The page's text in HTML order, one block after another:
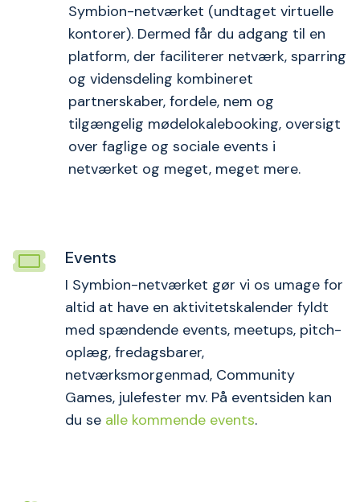
Symbion-netværket (undtaget virtuelle
kontorer). Dermed får du adgang til en
platform, der faciliterer netværk, sparring
og vidensdeling kombineret
partnerskaber, fordele, nem og
tilgængelig mødelokalebooking, oversigt
over faglige og sociale events i
netværket og meget, meget mere.
Events
I Symbion-netværket gør vi os umage for
altid at have en aktivitetskalender fyldt
med spændende events, meetups, pitch-
oplæg, fredagsbarer,
netværksmorgenmad, Community
Games, julefester mv. På eventsiden kan
du se alle kommende events.